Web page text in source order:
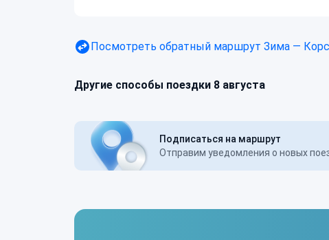
Посмотреть обратный маршрут Зима —
Другие способы поездки 8 августа
Подписаться на маршрут
Отправим уведомления о новых